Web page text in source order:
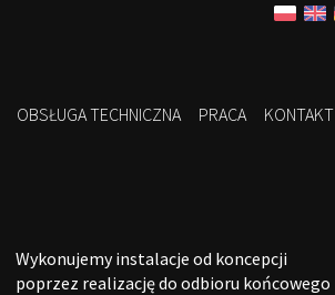
OBSŁUGA TECHNICZNA PRACA KONTAKT
Wykonujemy instalacje od koncepcji
poprzez realizację do odbioru końcowego